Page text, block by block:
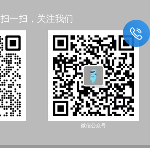
扫一扫，关注我们
微信公众号